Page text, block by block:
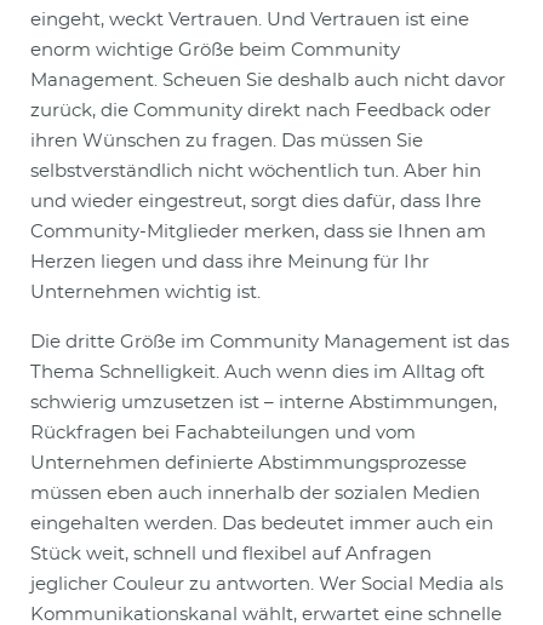
eingeht, weckt Vertrauen. Und Vertrauen ist eine
enorm wichtige Größe beim Community
Management. Scheuen Sie deshalb auch nicht davor
zurück, die Community direkt nach Feedback oder
ihren Wünschen zu fragen. Das müssen Sie
selbstverständlich nicht wöchentlich tun. Aber hin
und wieder eingestreut, sorgt dies dafür, dass Ihre
Community-Mitglieder merken, dass sie Ihnen am
Herzen liegen und dass ihre Meinung für Ihr
Unternehmen wichtig ist.
Die dritte Größe im Community Management ist das
Thema Schnelligkeit. Auch wenn dies im Alltag oft
schwierig umzusetzen ist – interne Abstimmungen,
Rückfragen bei Fachabteilungen und vom
Unternehmen definierte Abstimmungsprozesse
müssen eben auch innerhalb der sozialen Medien
eingehalten werden. Das bedeutet immer auch ein
Stück weit, schnell und flexibel auf Anfragen
jeglicher Couleur zu antworten. Wer Social Media als
Kommunikationskanal wählt, erwartet eine schnelle